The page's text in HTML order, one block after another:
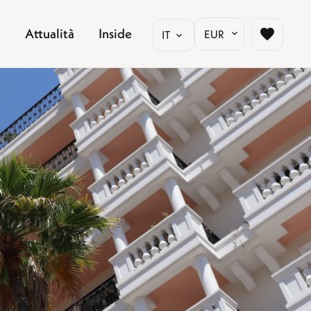
Attualità Inside IT EUR